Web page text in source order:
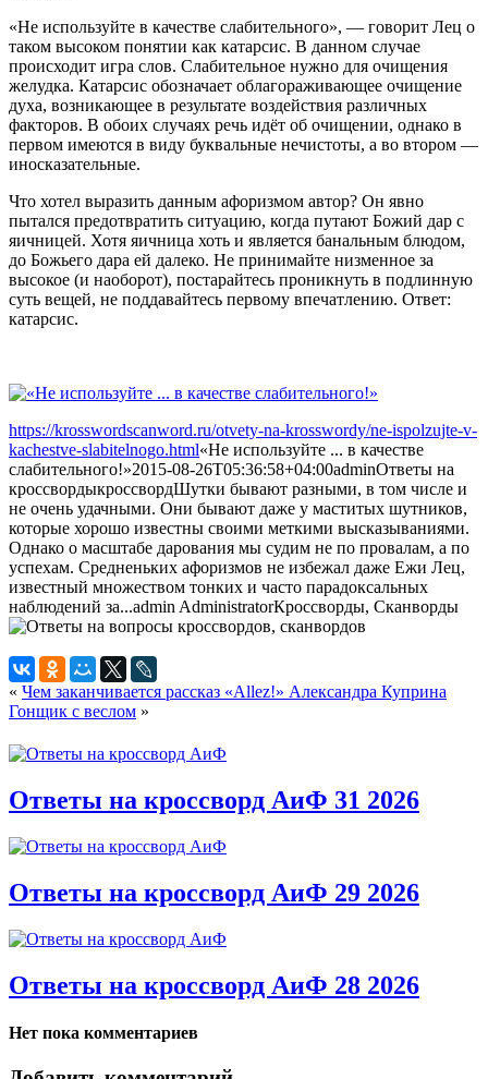
«Не используйте в качестве слабительного», — говорит Лец о
таком высоком понятии как катарсис. В данном случае
происходит игра слов. Слабительное нужно для очищения
желудка. Катарсис обозначает облагораживающее очищение
духа, возникающее в результате воздействия различных
факторов. В обоих случаях речь идёт об очищении, однако в
первом имеются в виду буквальные нечистоты, а во втором —
иносказательные.
Что хотел выразить данным афоризмом автор? Он явно
пытался предотвратить ситуацию, когда путают Божий дар с
яичницей. Хотя яичница хоть и является банальным блюдом,
до Божьего дара ей далеко. Не принимайте низменное за
высокое (и наоборот), постарайтесь проникнуть в подлинную
суть вещей, не поддавайтесь первому впечатлению. Ответ:
катарсис.
https://krosswordscanword.ru/otvety-na-krosswordy/ne-ispolzujte-v-
kachestve-slabitelnogo.html«Не используйте ... в качестве
слабительного!»2015-08-26T05:36:58+04:00adminОтветы на
кроссвордыкроссвордШутки бывают разными, в том числе и
не очень удачными. Они бывают даже у маститых шутников,
которые хорошо известны своими меткими высказываниями.
Однако о масштабе дарования мы судим не по провалам, а по
успехам. Средненьких афоризмов не избежал даже Ежи Лец,
известный множеством тонких и часто парадоксальных
наблюдений за...admin AdministratorКроссворды, Сканворды
« Чем заканчивается рассказ «Allez!» Александра Куприна
Гонщик с веслом »
Ответы на кроссворд АиФ 31 2026
Ответы на кроссворд АиФ 29 2026
Ответы на кроссворд АиФ 28 2026
Нет пока комментариев